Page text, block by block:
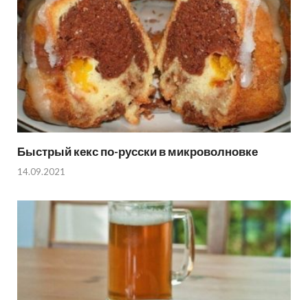
Быстрый кекс по-русски в микроволновке
14.09.2021